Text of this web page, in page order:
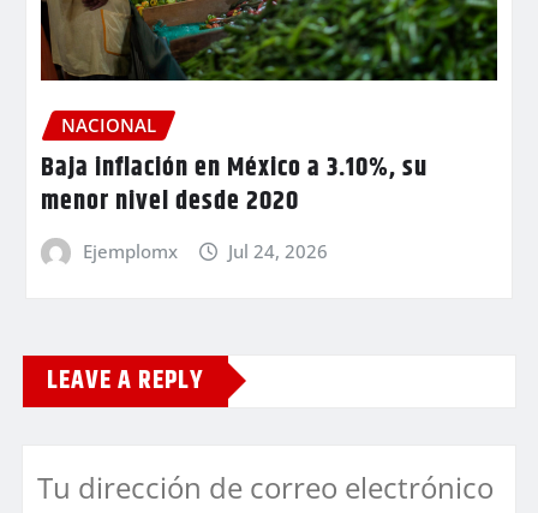
NACIONAL
Baja inflación en México a 3.10%, su
menor nivel desde 2020
Ejemplomx Jul 24, 2026
LEAVE A REPLY
Tu dirección de correo electrónico